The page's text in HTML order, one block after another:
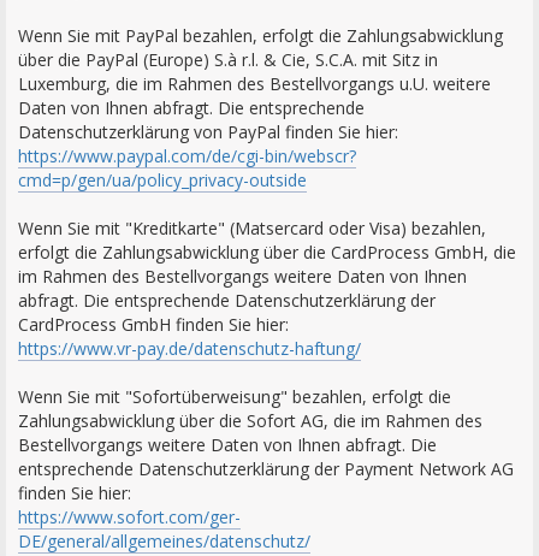
Wenn Sie mit PayPal bezahlen, erfolgt die Zahlungsabwicklung
über die PayPal (Europe) S.à r.l. & Cie, S.C.A. mit Sitz in
Luxemburg, die im Rahmen des Bestellvorgangs u.U. weitere
Daten von Ihnen abfragt. Die entsprechende
Datenschutzerklärung von PayPal finden Sie hier:
https://www.paypal.com/de/cgi-bin/webscr?
cmd=p/gen/ua/policy_privacy-outside
Wenn Sie mit "Kreditkarte" (Matsercard oder Visa) bezahlen,
erfolgt die Zahlungsabwicklung über die CardProcess GmbH, die
im Rahmen des Bestellvorgangs weitere Daten von Ihnen
abfragt. Die entsprechende Datenschutzerklärung der
CardProcess GmbH finden Sie hier:
https://www.vr-pay.de/datenschutz-haftung/
Wenn Sie mit "Sofortüberweisung" bezahlen, erfolgt die
Zahlungsabwicklung über die Sofort AG, die im Rahmen des
Bestellvorgangs weitere Daten von Ihnen abfragt. Die
entsprechende Datenschutzerklärung der Payment Network AG
finden Sie hier:
https://www.sofort.com/ger-
DE/general/allgemeines/datenschutz/